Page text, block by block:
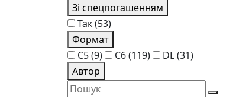
Зі спецпогашенням
Так(53)
Формат
C5(9) C6(119) DL(31)
Автор